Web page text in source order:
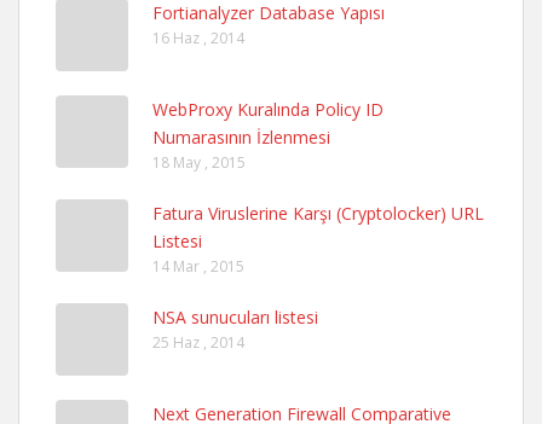
Fortianalyzer Database Yapısı
16 Haz , 2014
WebProxy Kuralında Policy ID
Numarasının İzlenmesi
18 May , 2015
Fatura Viruslerine Karşı (Cryptolocker) URL
Listesi
14 Mar , 2015
NSA sunucuları listesi
25 Haz , 2014
Next Generation Firewall Comparative